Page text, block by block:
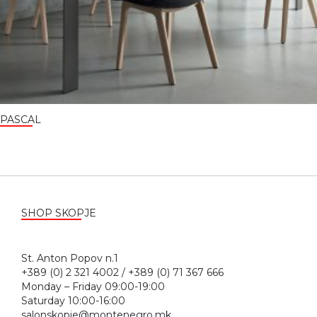
PASCAL
SHOP SKOPJE
St. Anton Popov n.1
+389 (0) 2 321 4002 / +389 (0) 71 367 666
Monday – Friday 09:00-19:00
Saturday 10:00-16:00